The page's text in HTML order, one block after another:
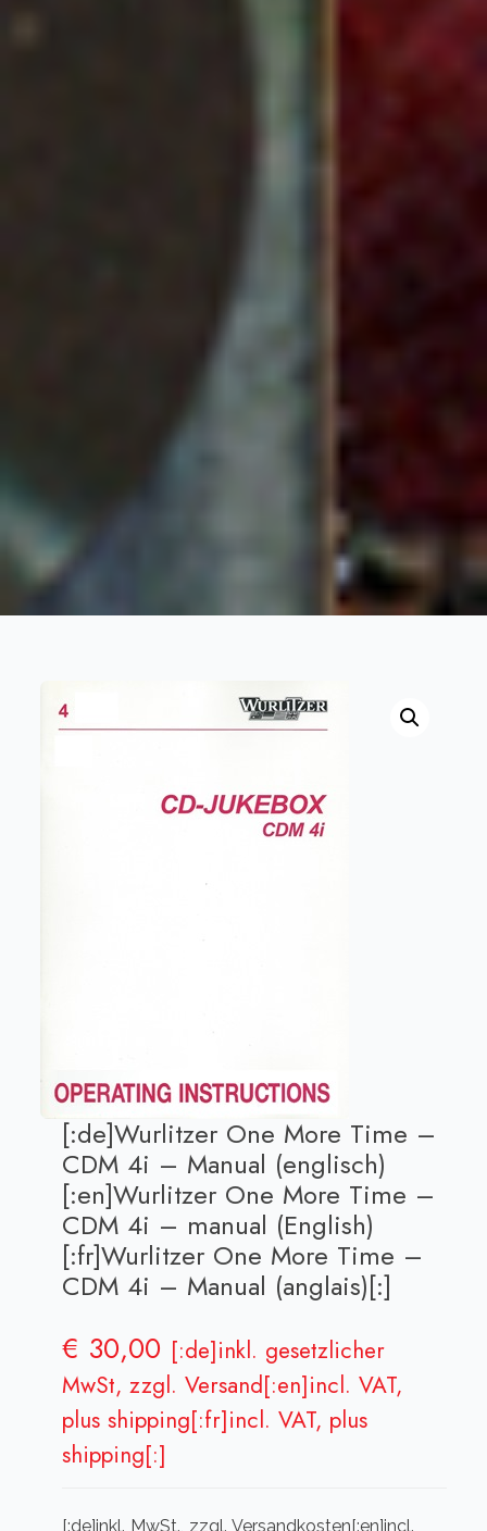
[:de]Wurlitzer One More Time –
CDM 4i – Manual (englisch)
[:en]Wurlitzer One More Time –
CDM 4i – manual (English)
[:fr]Wurlitzer One More Time –
CDM 4i – Manual (anglais)[:]
€ 30,00 [:de]inkl. gesetzlicher
MwSt, zzgl. Versand[:en]incl. VAT,
plus shipping[:fr]incl. VAT, plus
shipping[:]
[:de]inkl. MwSt., zzgl. Versandkosten[:en]incl.